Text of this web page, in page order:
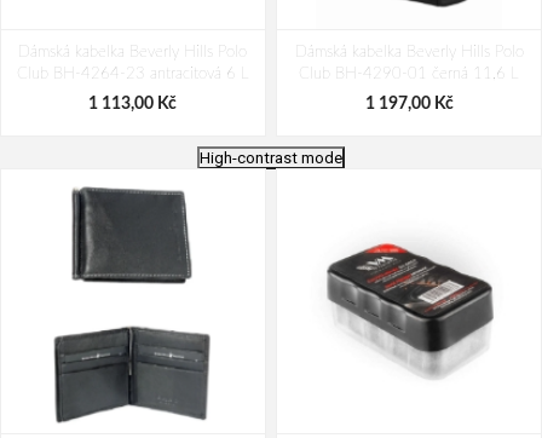
Dámská kabelka Beverly Hills Polo
Club BH-4264-23 antracitová 6 L
1 113,00 Kč
Dámská kabelka Beverly Hills Polo
Club BH-4290-01 černá 11,6 L
1 197,00 Kč
High-contrast mode